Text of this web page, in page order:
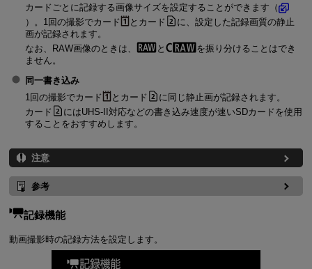
カードごとに記録する画像サイズを設定することができます（
）。1回の撮影でカード
とカード
に、設定した記録画質の静止
画が記録されます。
なお、RAW画像のときは、
と
を振り分けることはでき
ません。
同一書き込み
1回の撮影でカード
とカード
に同じ静止画が記録されます。
カード
にはUHS-II 対応などの書き込み速度が速いSDカードを使用
することをおすすめします。
注意
参考
記録機能
動画撮影時の記録方法を設定します。